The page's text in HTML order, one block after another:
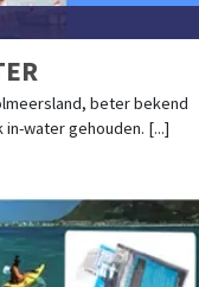
beter bekend
water gehouden. [...]